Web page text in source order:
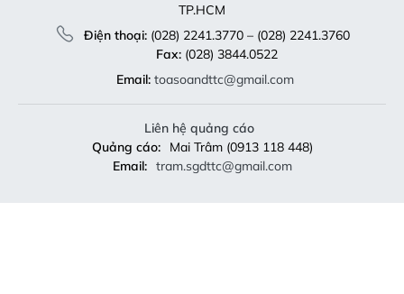
TP.HCM
Điện thoại:(028) 2241.3770 – (028) 2241.3760
Fax:(028) 3844.0522
Email: toasoandttc@gmail.com
Liên hệ quảng cáo
Quảng cáo:
Mai Trâm (0913 118 448)
Email: tram.sgdttc@gmail.com